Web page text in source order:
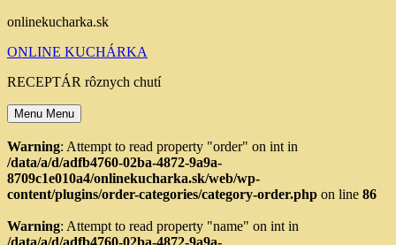
Skip
content
onlinekucharka.sk
ONLINE KUCHÁRKA
RECEPTÁR rôznych chutí
Menu Menu
Warning: Attempt to read property "order" on int in
/data/a/d/adfb4760-02ba-4872-9a9a-
8709c1e010a4/onlinekucharka.sk/web/wp-
content/plugins/order-categories/category-order.php on line 86
Warning: Attempt to read property "name" on int in
/data/a/d/adfb4760-02ba-4872-9a9a-